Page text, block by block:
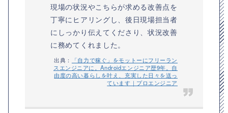
現場の状況やこちらが求める改善点を
丁寧にヒアリングし、後日現場担当者
にしっかり伝えてくださり、状況改善
に務めてくれました。
出典：
「自力で稼ぐ」をモットーにフリーラン
スエンジニアに。Androidエンジニア歴9年。自
由度の高い暮らしを叶え、充実した日々を送っ
ています｜プロエンジニア